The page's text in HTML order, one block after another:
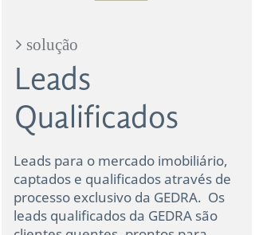
​​​​​​​​​​​​​​ solução
Leads
Qualificados
Leads para o mercado imobiliário,
captados e qualificados através de
processo exclusivo da GEDRA. Os
leads qualificados da GEDRA são